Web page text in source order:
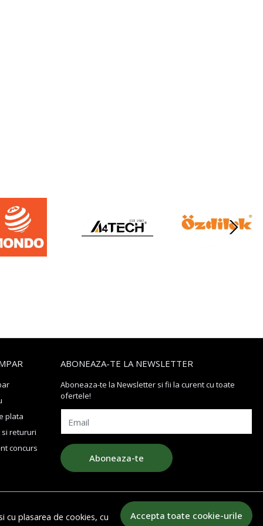
cu plasarea de cookies, cu
Accepta toate cookie-urile
plata
retururi
concurs
ABONEAZA-TE LA NEWSLETTER
Aboneaza-te la Newsletter si fii la curent cu toate
ofertele!
Email
Aboneaza-te